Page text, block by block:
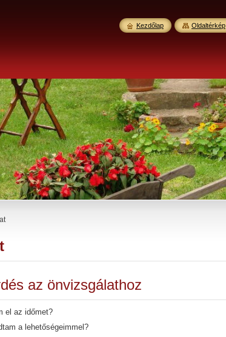
az önvizsgálathoz
el az időmet?
a lehetőségeimmel?
Kezdőlap Oldaltérkép